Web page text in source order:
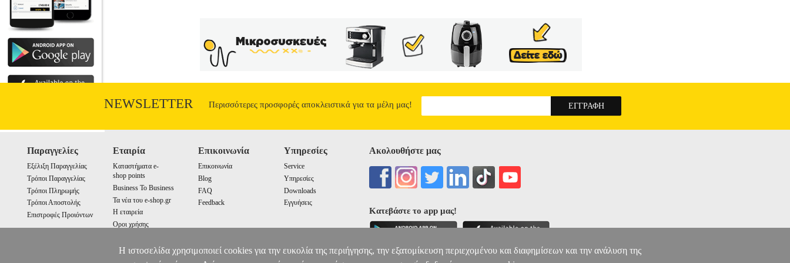
NEWSLETTER Περισσότερες προσφορές αποκλειστικά για τα μέλη μας!
Παραγγελίες
Εξέλιξη Παραγγελίας
Τρόποι Παραγγελίας
Τρόποι Πληρωμής
Τρόποι Αποστολής
Επιστροφές Προιόντων
Εταιρία
Καταστήματα e-
shop points
Business To Business
Τα νέα του e-shop.gr
Η εταιρεία
Οροι χρήσης
Επικοινωνία
Επικοινωνία
Blog
FAQ
Feedback
Υπηρεσίες
Service
Υπηρεσίες
Downloads
Εγγυήσεις
Ακολουθήστε μας
Κατεβάστε το app μας!
Η ιστοσελίδα χρησιμοποιεί cookies για την ευκολία της περιήγησης, την εξατομίκευση περιεχομένου και διαφημίσεων και την ανάλυση της